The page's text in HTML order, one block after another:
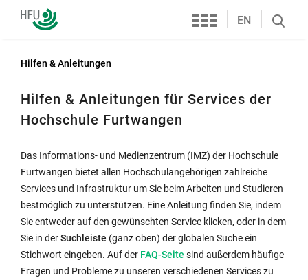
Hochschule
Furtwangen
Services
EN
Search
Hilfen & Anleitungen
Hilfen & Anleitungen für Services der
Hochschule Furtwangen
Das Informations- und Medienzentrum (IMZ) der Hochschule
Furtwangen bietet allen Hochschulangehörigen zahlreiche
Services und Infrastruktur um Sie beim Arbeiten und Studieren
bestmöglich zu unterstützen. Eine Anleitung finden Sie, indem
Sie entweder auf den gewünschten Service klicken, oder in dem
Sie in derSuchleiste (ganz oben) der globalen Suche ein
Stichwort eingeben. Auf der Interner
Link
FAQ-Seite sind außerdem häufige
Fragen und Probleme zu unseren verschiedenen Services zu